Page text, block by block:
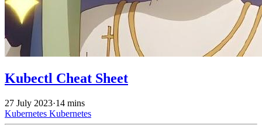
Kubectl Cheat Sheet
27 July 2023·14 mins
Kubernetes Kubernetes